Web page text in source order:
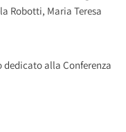
Robotti, Maria Teresa
alla Conferenza